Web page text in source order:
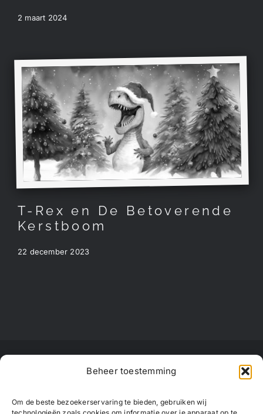
Beheer toestemming
Om de beste bezoekerservaring te bieden, gebruiken wij
2 maart 2024
T-Rex en De Betoverende
Kerstboom
22 december 2023